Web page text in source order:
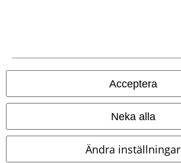
Acceptera
Neka alla
Ändra inställningar
Våra onlinebutiker